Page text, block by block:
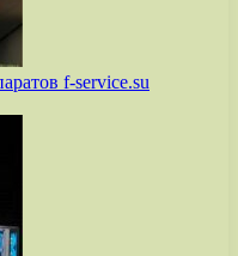
f-service.su